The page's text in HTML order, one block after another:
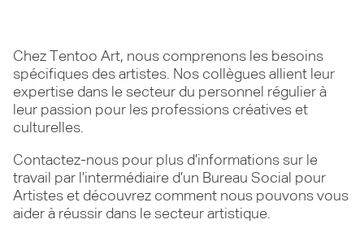
Chez Tentoo Art, nous comprenons les besoins
spécifiques des artistes. Nos collègues allient leur
expertise dans le secteur du personnel régulier à
leur passion pour les professions créatives et
culturelles.
Contactez-nous pour plus d’informations sur le
travail par l’intermédiaire d’un Bureau Social pour
Artistes et découvrez comment nous pouvons vous
aider à réussir dans le secteur artistique.